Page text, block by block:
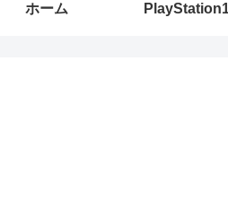
ホーム